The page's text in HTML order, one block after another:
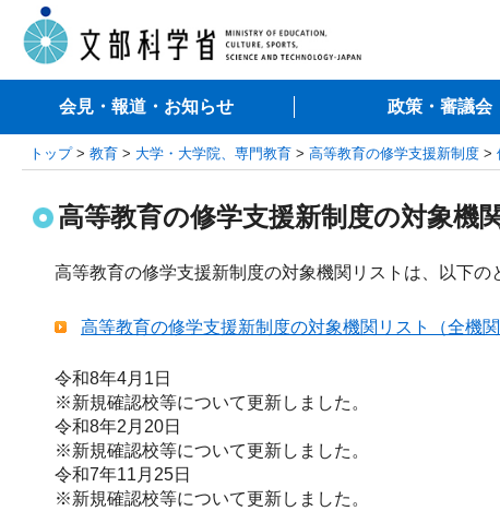
会見・報道・お知らせ 政策・審議会
トップ> 教育 > 大学・大学院、専門教育 > 高等教育の修学支援新制度 >
高等教育の修学支援新制度の対象機
高等教育の修学支援新制度の対象機関リストは、以下の
高等教育の修学支援新制度の対象機関リスト（全機
令和8年4月1日
※新規確認校等について更新しました。
令和8年2月20日
※新規確認校等について更新しました。
令和7年11月25日
※新規確認校等について更新しました。